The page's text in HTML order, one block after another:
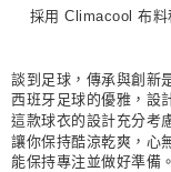
每筆NT$80，滿
採用 Climacool 布料
談到足球，傳承與創新
西班牙足球的優雅，設
這款球衣的設計充分考
讓你保持酷涼乾爽，心
能保持專注並做好準備。